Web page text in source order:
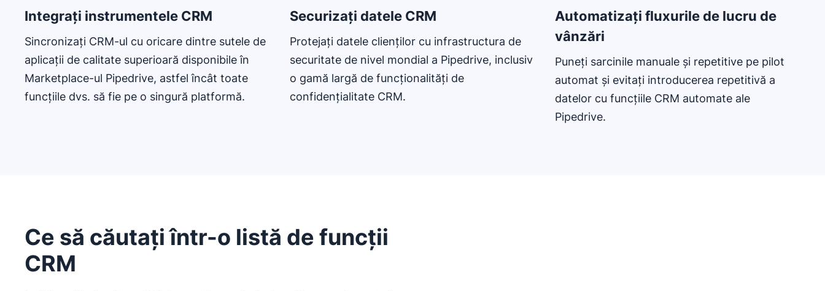
Integrați instrumentele CRM
Sincronizați CRM-ul cu oricare dintre sutele de
aplicații de calitate superioară disponibile în
Marketplace-ul Pipedrive, astfel încât toate
funcțiile dvs. să fie pe o singură platformă.
Securizați datele CRM
Protejați datele clienților cu infrastructura de
securitate de nivel mondial a Pipedrive, inclusiv
o gamă largă de funcționalități de
confidențialitate CRM.
Automatizați fluxurile de lucru de
vânzări
Puneți sarcinile manuale și repetitive pe pilot
automat și evitați introducerea repetitivă a
datelor cu funcțiile CRM automate ale
Pipedrive.
Ce să căutați într-o listă de funcții
CRM